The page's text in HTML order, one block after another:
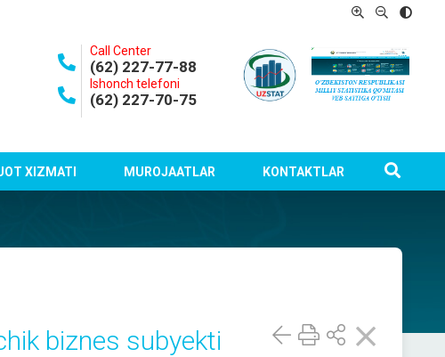
Call Center
(62) 227-77-88
Ishonch telefoni
(62) 227-70-75
XIZMATI MUROJAATLAR KONTAKTLAR
biznes subyekti